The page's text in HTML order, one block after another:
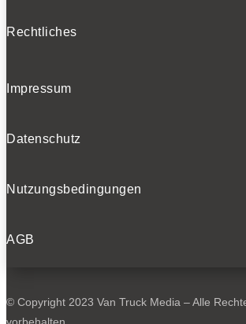
Rechtliches
Impressum
Datenschutz
Nutzungsbedingungen
AGB
© Copyright 2023 Van Truck Media – Alle